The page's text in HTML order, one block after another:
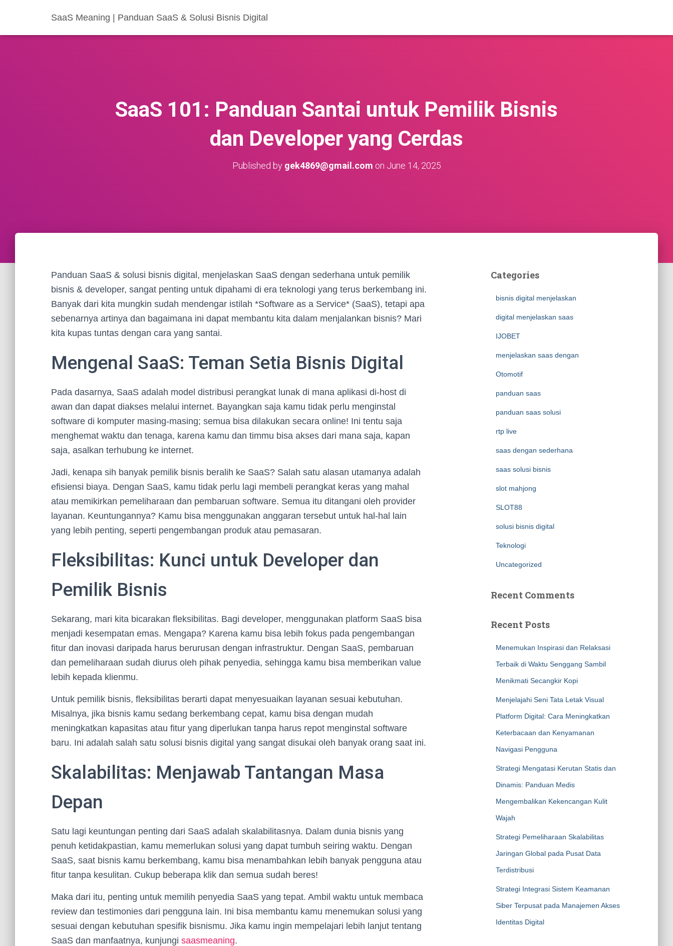
SaaS Meaning | Panduan SaaS & Solusi Bisnis Digital
SaaS 101: Panduan Santai untuk Pemilik Bisnis
dan Developer yang Cerdas
Published by gek4869@gmail.com on June 14, 2025
Panduan SaaS & solusi bisnis digital, menjelaskan SaaS dengan sederhana untuk pemilik
bisnis & developer, sangat penting untuk dipahami di era teknologi yang terus berkembang ini.
Banyak dari kita mungkin sudah mendengar istilah *Software as a Service* (SaaS), tetapi apa
sebenarnya artinya dan bagaimana ini dapat membantu kita dalam menjalankan bisnis? Mari
kita kupas tuntas dengan cara yang santai.
Mengenal SaaS: Teman Setia Bisnis Digital
Pada dasarnya, SaaS adalah model distribusi perangkat lunak di mana aplikasi di-host di
awan dan dapat diakses melalui internet. Bayangkan saja kamu tidak perlu menginstal
software di komputer masing-masing; semua bisa dilakukan secara online! Ini tentu saja
menghemat waktu dan tenaga, karena kamu dan timmu bisa akses dari mana saja, kapan
saja, asalkan terhubung ke internet.
Jadi, kenapa sih banyak pemilik bisnis beralih ke SaaS? Salah satu alasan utamanya adalah
efisiensi biaya. Dengan SaaS, kamu tidak perlu lagi membeli perangkat keras yang mahal
atau memikirkan pemeliharaan dan pembaruan software. Semua itu ditangani oleh provider
layanan. Keuntungannya? Kamu bisa menggunakan anggaran tersebut untuk hal-hal lain
yang lebih penting, seperti pengembangan produk atau pemasaran.
Fleksibilitas: Kunci untuk Developer dan
Pemilik Bisnis
Sekarang, mari kita bicarakan fleksibilitas. Bagi developer, menggunakan platform SaaS bisa
menjadi kesempatan emas. Mengapa? Karena kamu bisa lebih fokus pada pengembangan
fitur dan inovasi daripada harus berurusan dengan infrastruktur. Dengan SaaS, pembaruan
dan pemeliharaan sudah diurus oleh pihak penyedia, sehingga kamu bisa memberikan value
lebih kepada klienmu.
Untuk pemilik bisnis, fleksibilitas berarti dapat menyesuaikan layanan sesuai kebutuhan.
Misalnya, jika bisnis kamu sedang berkembang cepat, kamu bisa dengan mudah
meningkatkan kapasitas atau fitur yang diperlukan tanpa harus repot menginstal software
baru. Ini adalah salah satu solusi bisnis digital yang sangat disukai oleh banyak orang saat ini.
Skalabilitas: Menjawab Tantangan Masa
Depan
Satu lagi keuntungan penting dari SaaS adalah skalabilitasnya. Dalam dunia bisnis yang
penuh ketidakpastian, kamu memerlukan solusi yang dapat tumbuh seiring waktu. Dengan
SaaS, saat bisnis kamu berkembang, kamu bisa menambahkan lebih banyak pengguna atau
fitur tanpa kesulitan. Cukup beberapa klik dan semua sudah beres!
Maka dari itu, penting untuk memilih penyedia SaaS yang tepat. Ambil waktu untuk membaca
review dan testimonies dari pengguna lain. Ini bisa membantu kamu menemukan solusi yang
sesuai dengan kebutuhan spesifik bisnismu. Jika kamu ingin mempelajari lebih lanjut tentang
SaaS dan manfaatnya, kunjungi saasmeaning.
Categories
bisnis digital menjelaskan
digital menjelaskan saas
IJOBET
menjelaskan saas dengan
Otomotif
panduan saas
panduan saas solusi
rtp live
saas dengan sederhana
saas solusi bisnis
slot mahjong
SLOT88
solusi bisnis digital
Teknologi
Uncategorized
Recent Comments
Recent Posts
Menemukan Inspirasi dan Relaksasi
Terbaik di Waktu Senggang Sambil
Menikmati Secangkir Kopi
Menjelajahi Seni Tata Letak Visual
Platform Digital: Cara Meningkatkan
Keterbacaan dan Kenyamanan
Navigasi Pengguna
Strategi Mengatasi Kerutan Statis dan
Dinamis: Panduan Medis
Mengembalikan Kekencangan Kulit
Wajah
Strategi Pemeliharaan Skalabilitas
Jaringan Global pada Pusat Data
Terdistribusi
Strategi Integrasi Sistem Keamanan
Siber Terpusat pada Manajemen Akses
Identitas Digital